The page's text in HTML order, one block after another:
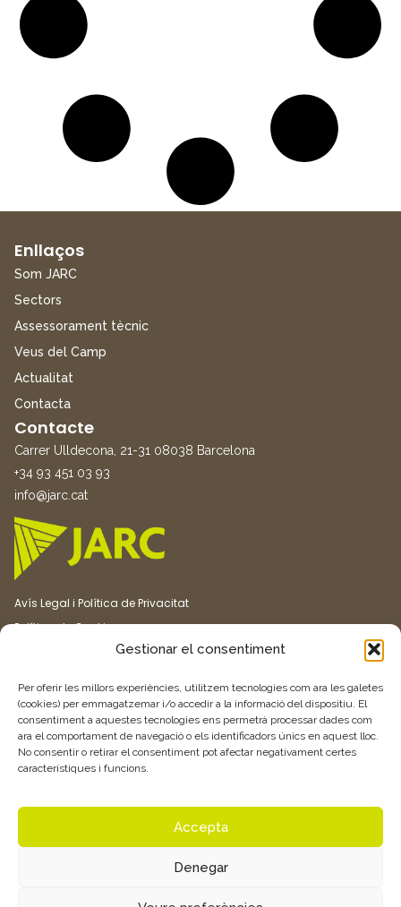
Gestionar el consentiment
Per oferir les millors experiències, utilitzem tecnologies com ara les galetes
(cookies) per emmagatzemar i/o accedir a la informació del dispositiu. El
consentiment a aquestes tecnologies ens permetrà processar dades com
ara el comportament de navegació o els identificadors únics en aquest lloc.
No consentir o retirar el consentiment pot afectar negativament certes
característiques i funcions.
Accepta
Denegar
Enllaços
Som JARC
Sectors
Assessorament tècnic
Veus del Camp
Actualitat
Contacta
Contacte
Carrer Ulldecona, 21-31 08038 Barcelona
+34 93 451 03 93
info@jarc.cat
Avís Legal i Política de Privacitat
Política de Cookies
Vull rebre més informació